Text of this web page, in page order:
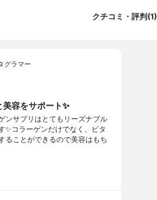
クチコミ・評判(1)
グラマー
美容をサポート✨
ンサプリはとてもリーズナブル
✨コラーゲンだけでなく、ビタ
ることができるので美容はもち